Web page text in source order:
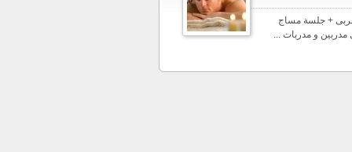
+ جلسة مساج
و مدربات ...